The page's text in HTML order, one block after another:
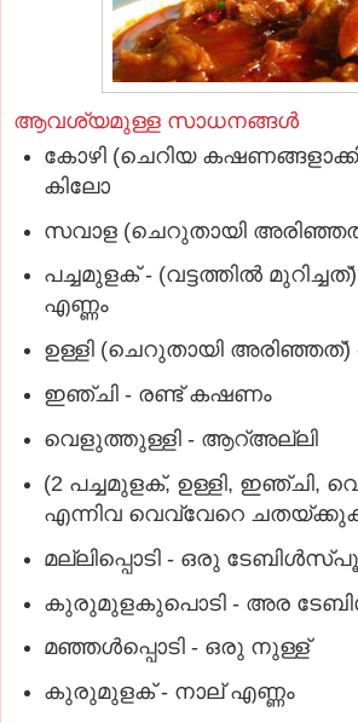
ആവശ്യമുള്ള സാധനങ്ങള്‍
കോഴി (ചെറിയ
കിലോ
സവാള (ചെറുതായി അരിഞ്ഞത്‌)
പച്ചമുളക്‌ - (വട്ടത്തില്‍
എണ്ണം
ഉള്ളി (ചെറുതായി അരിഞ്ഞത്‌)
ഇഞ്ചി - രണ്ട്‌ കഷണം
വെളുത്തുള്ളി - ആറ്‌അല്ലി
(2 പച്ചമുളക്‌, ഉള്ളി, ഇഞ്ചി,
എന്നിവ വെവ്വേറെ
മല്ലിപ്പൊടി - ഒരു
കുരുമുളകുപൊടി - അര
മഞ്ഞള്‍പ്പൊടി - ഒരു നുള്ള്‌
കുരുമുളക്‌ - നാല്‌ എണ്ണം